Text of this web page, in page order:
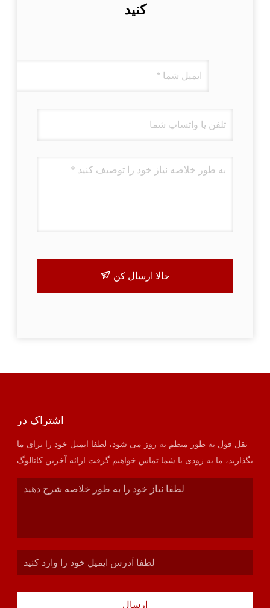
کنید
حالا ارسال کن
اشتراک در
نقل قول به طور منظم به روز می شود، لطفا ایمیل خود را برای ما
بگذارید، ما به زودی با شما تماس خواهیم گرفت ارائه آخرین کاتالوگ
ارسال